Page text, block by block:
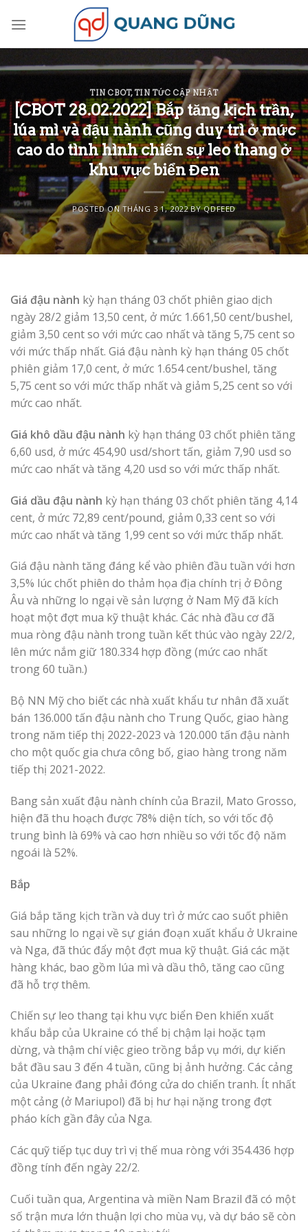
TIN CBOT,TIN TỨC CẬP NHẬT
[CBOT 28.02.2022] Bắp tăng kịch trần,
lúa mì và đậu nành cũng duy trì ở mức
cao do tình hình chiến sự leo thang ở
khu vực biển Đen
POSTED ONTHÁNG 3 1, 2022BYQDFEED
Giá đậu nành kỳ hạn tháng 03 chốt phiên giao dịch
ngày 28/2 giảm 13,50 cent, ở mức 1.661,50 cent/bushel,
giảm 3,50 cent so với mức cao nhất và tăng 5,75 cent so
với mức thấp nhất. Giá đậu nành kỳ hạn tháng 05 chốt
phiên giảm 17,0 cent, ở mức 1.654 cent/bushel, tăng
5,75 cent so với mức thấp nhất và giảm 5,25 cent so với
mức cao nhất.
Giá khô dầu đậu nành kỳ hạn tháng 03 chốt phiên tăng
6,60 usd, ở mức 454,90 usd/short tấn, giảm 7,90 usd so
mức cao nhất và tăng 4,20 usd so với mức thấp nhất.
Giá dầu đậu nành kỳ hạn tháng 03 chốt phiên tăng 4,14
cent, ở mức 72,89 cent/pound, giảm 0,33 cent so với
mức cao nhất và tăng 1,99 cent so với mức thấp nhất.
Giá đậu nành tăng đáng kể vào phiên đầu tuần với hơn
3,5% lúc chốt phiên do thảm họa địa chính trị ở Đông
Âu và những lo ngại về sản lượng ở Nam Mỹ đã kích
hoạt một đợt mua kỹ thuật khác. Các nhà đầu cơ đã
mua ròng đậu nành trong tuần kết thúc vào ngày 22/2,
lên mức nắm giữ 180.334 hợp đồng (mức cao nhất
trong 60 tuần.)
Bộ NN Mỹ cho biết các nhà xuất khẩu tư nhân đã xuất
bán 136.000 tấn đậu nành cho Trung Quốc, giao hàng
trong năm tiếp thị 2022-2023 và 120.000 tấn đậu nành
cho một quốc gia chưa công bố, giao hàng trong năm
tiếp thị 2021-2022.
Bang sản xuất đậu nành chính của Brazil, Mato Grosso,
hiện đã thu hoạch được 78% diện tích, so với tốc độ
trung bình là 69% và cao hơn nhiều so với tốc độ năm
ngoái là 52%.
Bắp
Giá bắp tăng kịch trần và duy trì ở mức cao suốt phiên
sau những lo ngại về sự gián đoạn xuất khẩu ở Ukraine
và Nga, đã thúc đẩy một đợt mua kỹ thuật. Giá các mặt
hàng khác, bao gồm lúa mì và dầu thô, tăng cao cũng
đã hỗ trợ thêm.
Chiến sự leo thang tại khu vực biển Đen khiến xuất
khẩu bắp của Ukraine có thể bị chậm lại hoặc tạm
dừng, và thậm chí việc gieo trồng bắp vụ mới, dự kiến ​​
bắt đầu sau 3 đến 4 tuần, cũng bị ảnh hưởng. Các cảng
của Ukraine đang phải đóng cửa do chiến tranh. Ít nhất
một cảng (ở Mariupol) đã bị hư hại nặng trong đợt
pháo kích gần đây của Nga.
Các quỹ tiếp tục duy trì vị thế mua ròng với 354.436 hợp
đồng tính đến ngày 22/2.
Cuối tuần qua, Argentina và miền Nam Brazil đã có một
số trận mưa lớn thuận lợi cho mùa vụ, và dự báo sẽ còn